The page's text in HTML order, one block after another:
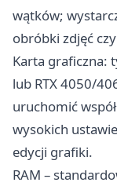
wątków;
obróbki zdjęć
Karta graficzna:
lub RTX 4050/
uruchomić
wysokich
edycji grafiki.
RAM –